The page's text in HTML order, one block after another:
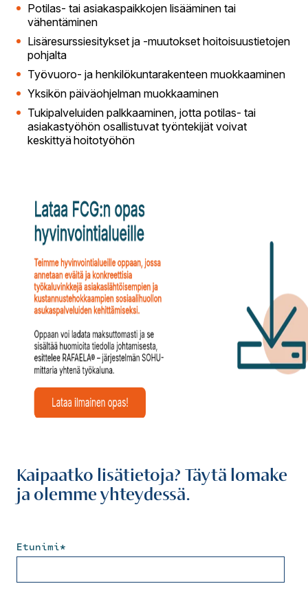
Potilas- tai asiakaspaikkojen lisääminen tai
vähentäminen
Lisäresurssiesitykset ja -muutokset hoitoisuustietojen
pohjalta
Työvuoro- ja henkilökuntarakenteen muokkaaminen
Yksikön päiväohjelman muokkaaminen
Tukipalveluiden palkkaaminen, jotta potilas- tai
asiakastyöhön osallistuvat työntekijät voivat
keskittyä hoitotyöhön
Kaipaatko lisätietoja? Täytä lomake
ja olemme yhteydessä.
Etunimi*